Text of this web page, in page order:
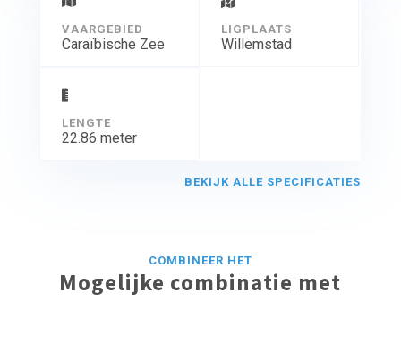
VAARGEBIED
Caraïbische Zee
LIGPLAATS
Willemstad
LENGTE
22.86 meter
BEKIJK ALLE SPECIFICATIES
COMBINEER HET
Mogelijke combinatie met